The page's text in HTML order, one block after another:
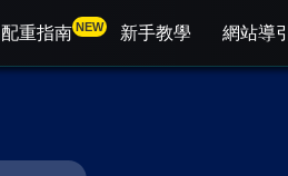
配重指南NEW 新手教學 網站導引